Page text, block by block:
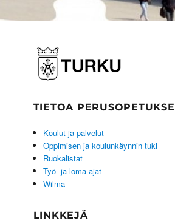
TIETOA
Koulut ja palvelut
Oppimisen ja koulunkäynnin tuki
Ruokalistat
Työ- ja loma-ajat
Wilma
LINKKEJÄ